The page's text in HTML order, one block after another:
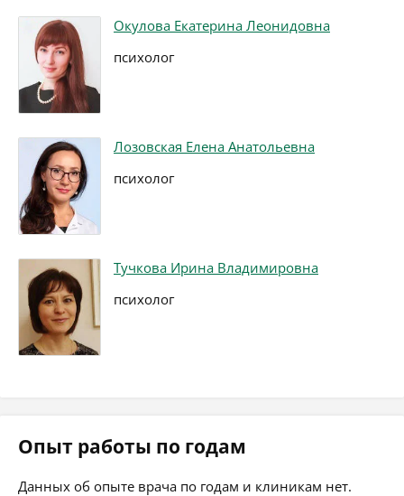
Окулова Екатерина Леонидовна
психолог
Лозовская Елена Анатольевна
психолог
Тучкова Ирина Владимировна
психолог
Опыт работы по годам
Данных об опыте врача по годам и клиникам нет.